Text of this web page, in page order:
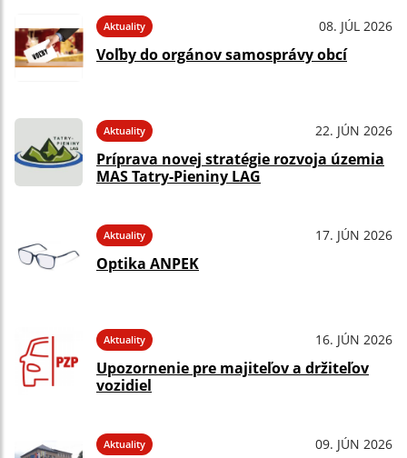
Aktuality 08. JÚL 2026
Voľby do orgánov samosprávy obcí
Aktuality 22. JÚN 2026
Príprava novej stratégie rozvoja územia
MAS Tatry-Pieniny LAG
Aktuality 17. JÚN 2026
Optika ANPEK
Aktuality 16. JÚN 2026
Upozornenie pre majiteľov a držiteľov
vozidiel
Aktuality 09. JÚN 2026